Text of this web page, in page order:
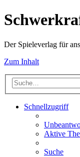
Der Spieleverlag für
Zum Inhalt
Schnellzugriff
Aktive
Suche